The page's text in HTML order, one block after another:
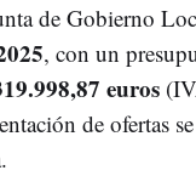
de Gobierno
, con un
euros
de ofertas